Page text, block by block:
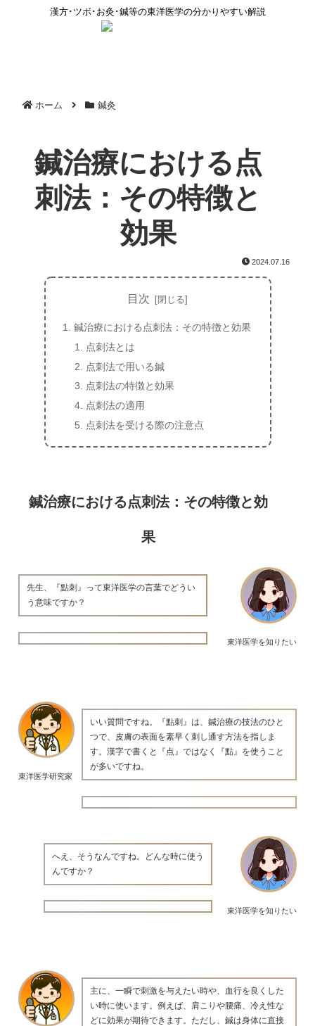
漢方･ツボ･お灸･鍼等の東洋医学の分かりやすい解説
ホーム 鍼灸
鍼治療における点
刺法：その特徴と
効果
2024.07.16
目次
鍼治療における点刺法：その特徴と効果
点刺法とは
点刺法で用いる鍼
点刺法の特徴と効果
点刺法の適用
点刺法を受ける際の注意点
鍼治療における点刺法：その特徴と効
果
東洋医学を知りたい
先生、『點刺』って東洋医学の言葉でどうい
う意味ですか？
東洋医学研究家
いい質問ですね。『點刺』は、鍼治療の技法のひと
つで、皮膚の表面を素早く刺し通す方法を指しま
す。漢字で書くと『点』ではなく『點』を使うこと
が多いですね。
東洋医学を知りたい
へえ、そうなんですね。どんな時に使う
んですか？
主に、一瞬で刺激を与えたい時や、血行を良くした
い時に使います。例えば、肩こりや腰痛、冷え性な
どに効果が期待できます。ただし、鍼は身体に直接